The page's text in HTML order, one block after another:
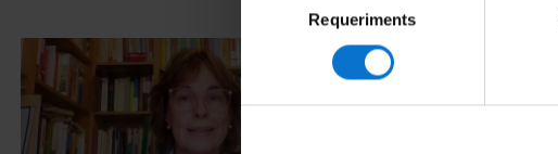
consentiment
Requeriments